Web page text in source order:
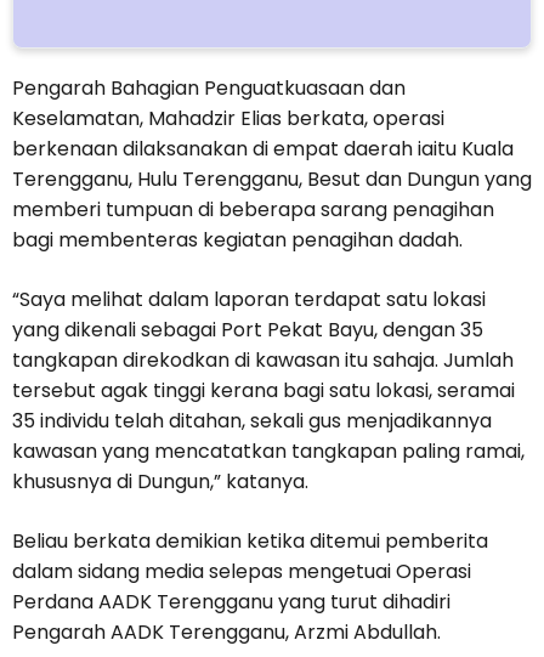
Pengarah Bahagian Penguatkuasaan dan
Keselamatan, Mahadzir Elias berkata, operasi
berkenaan dilaksanakan di empat daerah iaitu Kuala
Terengganu, Hulu Terengganu, Besut dan Dungun yang
memberi tumpuan di beberapa sarang penagihan
bagi membenteras kegiatan penagihan dadah.
“Saya melihat dalam laporan terdapat satu lokasi
yang dikenali sebagai Port Pekat Bayu, dengan 35
tangkapan direkodkan di kawasan itu sahaja. Jumlah
tersebut agak tinggi kerana bagi satu lokasi, seramai
35 individu telah ditahan, sekali gus menjadikannya
kawasan yang mencatatkan tangkapan paling ramai,
khususnya di Dungun,” katanya.
Beliau berkata demikian ketika ditemui pemberita
dalam sidang media selepas mengetuai Operasi
Perdana AADK Terengganu yang turut dihadiri
Pengarah AADK Terengganu, Arzmi Abdullah.